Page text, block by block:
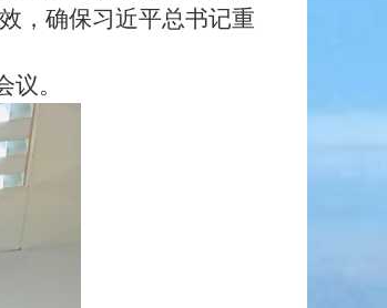
，确保习近平总书记重
。